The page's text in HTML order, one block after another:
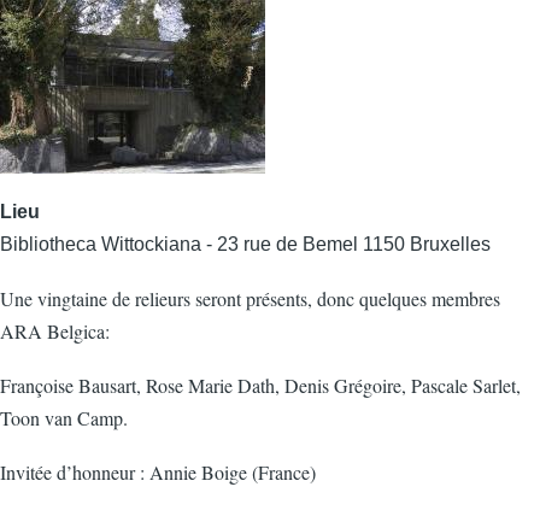
Lieu
Bibliotheca Wittockiana - 23 rue de Bemel 1150 Bruxelles
Une vingtaine de relieurs seront présents, donc quelques membres
ARA Belgica:
Françoise Bausart, Rose Marie Dath, Denis Grégoire, Pascale Sarlet,
Toon van Camp.
Invitée d’honneur : Annie Boige (France)